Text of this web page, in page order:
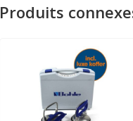
Produits